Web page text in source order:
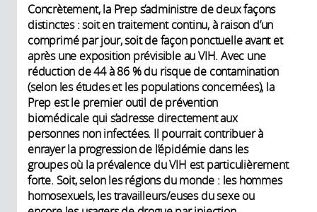
Concrètement, la Prep s’administre de deux façons
distinctes : soit en traitement continu, à raison d’un
comprimé par jour, soit de façon ponctuelle avant et
après une exposition prévisible au VIH. Avec une
réduction de 44 à 86 % du risque de contamination
(selon les études et les populations concernées), la
Prep est le premier outil de prévention
biomédicale qui s’adresse directement aux
personnes non infectées. Il pourrait contribuer à
enrayer la progression de l’épidémie dans les
groupes où la prévalence du VIH est particulièrement
forte. Soit, selon les régions du monde : les hommes
homosexuels, les travailleurs/euses du sexe ou